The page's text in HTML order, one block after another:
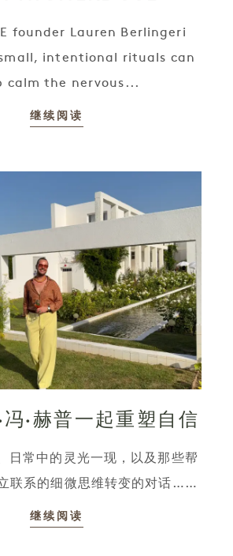
founder Lauren Berlingeri
intentional rituals can
calm the nervous...
继续阅读
·赫普一起重塑自信
日常中的灵光一现，以及那些帮
联系的细微思维转变的对话……
继续阅读